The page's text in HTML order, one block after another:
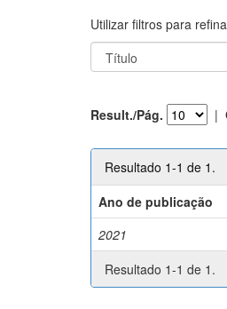
Utilizar filtros para
Result./Pág. |
Resultado 1-1 de 1.
Ano de publicação
2021
Resultado 1-1 de 1.